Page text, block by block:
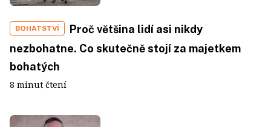
BOHATSTVÍ
Proč většina lidí asi nikdy
nezbohatne. Co skutečně stojí za majetkem
bohatých
8 minut čtení